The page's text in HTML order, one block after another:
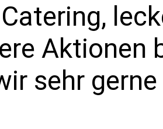
Aktionen
sehr gerne